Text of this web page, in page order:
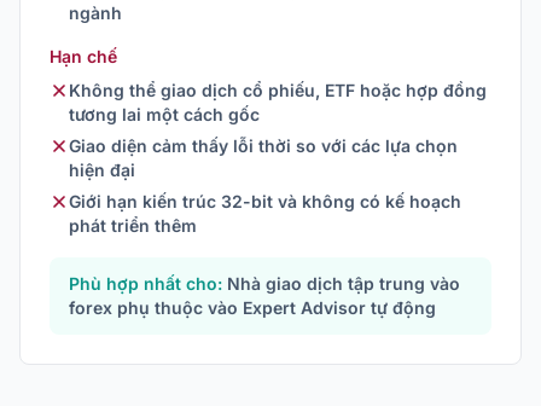
ngành
Hạn chế
Không thể giao dịch cổ phiếu, ETF hoặc hợp đồng
tương lai một cách gốc
Giao diện cảm thấy lỗi thời so với các lựa chọn
hiện đại
Giới hạn kiến trúc 32-bit và không có kế hoạch
phát triển thêm
Phù hợp nhất cho: Nhà giao dịch tập trung vào
forex phụ thuộc vào Expert Advisor tự động